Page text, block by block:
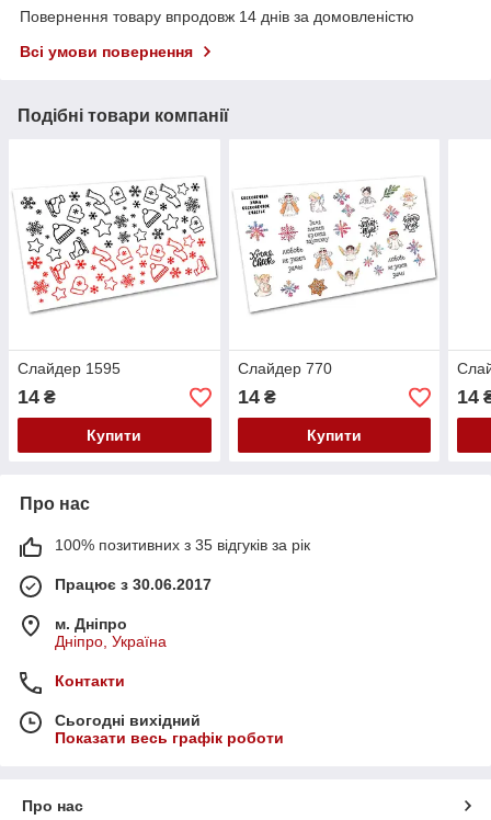
Повернення товару впродовж 14 днів за домовленістю
Всі умови повернення
Подібні товари компанії
Слайдер 1595
14 ₴
Купити
Слайдер 770
14₴
Купити
14
Про нас
100% позитивних з 35 відгуків за рік
Працює з 30.06.2017
м. Дніпро
Дніпро, Україна
Контакти
Сьогодні вихідний
Показати весь графік роботи
Про нас